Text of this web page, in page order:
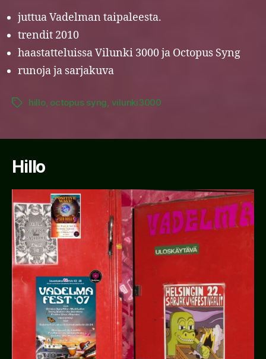
juttua Vadelman taipaleesta.
trendit 2010
haastatteluissa Vilunki 3000 ja Octopus Syng
runoja ja sarjakuva
Tagshillo, octopus syng vilunki3000
Hillo